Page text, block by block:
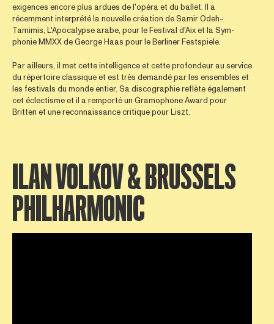
exigences encore plus ardues de l'opéra et du ballet. Il a
récemment interprété la nouvelle création de Samir Odeh-
Tamimis, L'Apocalypse arabe, pour le Festival d'Aix et la Sym-
phonie MMXX de George Haas pour le Berliner Festspiele.
Par ailleurs, il met cette intelligence et cette profondeur au service
du répertoire classique et est très demandé par les ensembles et
les festivals du monde entier. Sa discographie reflète également
cet éclectisme et il a remporté un Gramophone Award pour
Britten et une reconnaissance critique pour Liszt.
ILAN VOLKOV & BRUSSELS
PHILHARMONIC